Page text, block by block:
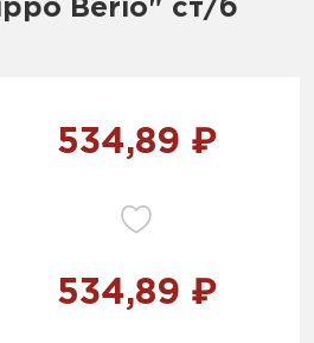
Berio" ст/б
534,89 ₽
534,89 ₽